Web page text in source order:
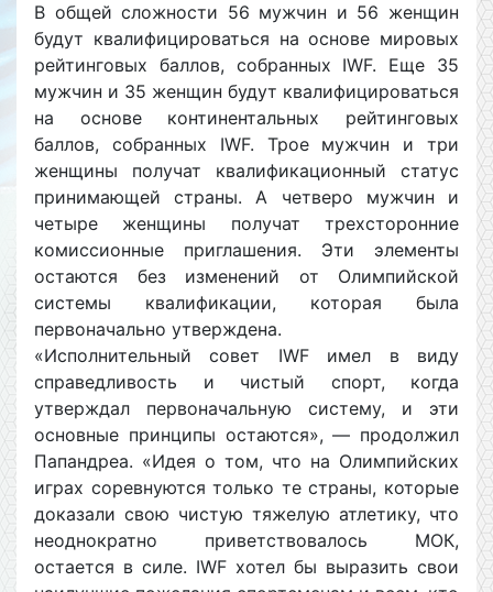
В общей сложности 56 мужчин и 56 женщин
будут квалифицироваться на основе мировых
рейтинговых баллов, собранных IWF. Еще 35
мужчин и 35 женщин будут квалифицироваться
на основе континентальных рейтинговых
баллов, собранных IWF. Трое мужчин и три
женщины получат квалификационный статус
принимающей страны. А четверо мужчин и
четыре женщины получат трехсторонние
комиссионные приглашения. Эти элементы
остаются без изменений от Олимпийской
системы квалификации, которая была
первоначально утверждена.
«Исполнительный совет IWF имел в виду
справедливость и чистый спорт, когда
утверждал первоначальную систему, и эти
основные принципы остаются», — продолжил
Папандреа. «Идея о том, что на Олимпийских
играх соревнуются только те страны, которые
доказали свою чистую тяжелую атлетику, что
неоднократно приветствовалось МОК,
остается в силе. IWF хотел бы выразить свои